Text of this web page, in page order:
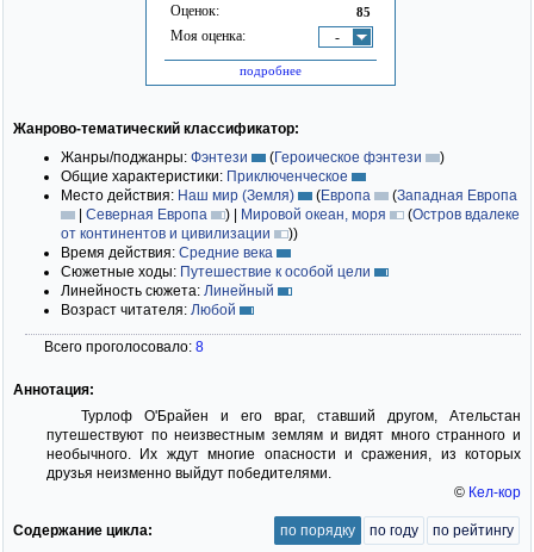
Оценок: 85
Моя оценка: -
подробнее
Жанрово-тематический классификатор:
Жанры/поджанры: Фэнтези (Героическое фэнтези
)
Общие характеристики: Приключенческое
Место действия: Наш мир (Земля) (Европа (Западная Европа
| Северная Европа ) | Мировой океан, моря (Остров вдалеке
от континентов и цивилизации
))
Время действия: Средние века
Сюжетные ходы: Путешествие к особой цели
Линейность сюжета: Линейный
Возраст читателя: Любой
Всего проголосовало: 8
Аннотация:
Турлоф О'Брайен и его враг, ставший другом, Ательстан
путешествуют по неизвестным землям и видят много странного и
необычного. Их ждут многие опасности и сражения, из которых
друзья неизменно выйдут победителями.
© Кел-кор
Содержание цикла: по порядку по году по рейтингу